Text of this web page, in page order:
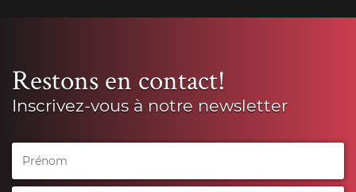
Restons en contact!
Inscrivez-vous à notre newsletter